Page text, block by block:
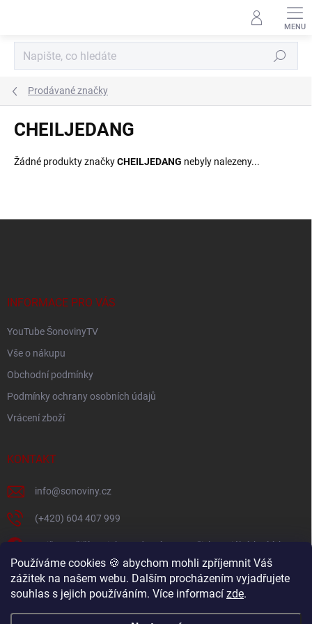
Používáme cookies 🍪 abychom mohli zpříjemnit Váš
zážitek na našem webu. Dalším procházením vyjadřujete
souhlas s jejich používáním. Více informací zde.
Hledat
Prodávané značky
CHEILJEDANG
Žádné produkty značkyCHEILJEDANG nebyly nalezeny...
INFORMACE PRO VÁS
YouTube ŠonovinyTV
Vše o nákupu
Obchodní podmínky
Podmínky ochrany osobních údajů
Vrácení zboží
KONTAKT
info@sonoviny.cz
(+420) 604 407 999
Nejčerstvější novinky se dozvíte na našich sociálních sítích
sonoviny.cz
Videorecepty - Vaše oblíbené recepty v pohodlí domova